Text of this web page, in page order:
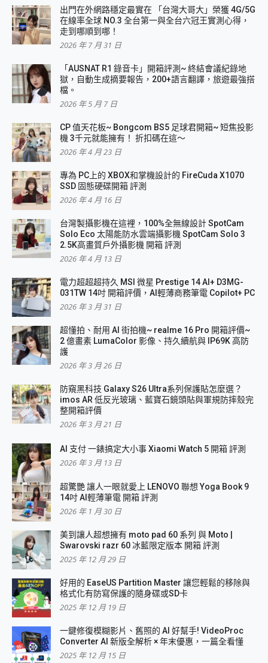
出門在外網路穩定最實在 「台灣大哥大」榮獲 4G/5G
在線率全球 NO.3 全台第一與全台六冠王實測心得，
走到哪順到哪！
2026 年 7 月 31 日
「AUSNAT R1 錄音卡」開箱評測~ 終結會議紀錄地
獄，自動生成摘要報告，200+語言翻譯，旅遊最強搭
檔。
2026 年 5 月 7 日
CP 值天花板~ Bongcom BS5 足球君開箱~ 短焦投影
機 3千元就能擁有！ 折扣碼在這～
2026 年 4 月 23 日
專為 PC上的 XBOX和掌機設計的 FireCuda X1070
SSD 固態硬碟開箱 評測
2026 年 4 月 16 日
台灣製攝影機在這裡，100%全無線設計 SpotCam
Solo Eco 太陽能防水雲端攝影機 SpotCam Solo 3
2.5K高畫質戶外攝影機 開箱 評測
2026 年 4 月 13 日
電力超超超持久 MSI 微星 Prestige 14 AI+ D3MG-
031TW 14吋 開箱評價，AI輕薄商務筆電 Copilot+ PC
2026 年 3 月 31 日
超懂拍、耐用 AI 街拍機~ realme 16 Pro 開箱評價~
2 億畫素 LumaColor 影像、持久續航與 IP69K 高防
護
2026 年 3 月 26 日
防窺黑科技 Galaxy S26 Ultra系列保護貼怎麼選？
imos AR 低反光玻璃、藍寶石鏡頭貼與軍規防摔殼完
整開箱評價
2026 年 3 月 21 日
AI 支付 一錶搞定大小事 Xiaomi Watch 5 開箱 評測
2026 年 3 月 13 日
超驚艷 讓人一眼就愛上 LENOVO 聯想 Yoga Book 9
14吋 AI輕薄筆電 開箱 評測
2026 年 1 月 30 日
美到讓人超想擁有 moto pad 60 系列 與 Moto |
Swarovski razr 60 冰藍限定版本 開箱 評測
2025 年 12 月 29 日
好用的 EaseUS Partition Master 讓您輕鬆的移除與
格式化有防寫保護的隨身碟或SD卡
2025 年 12 月 19 日
一鍵修復模糊影片、舊照的 AI 好幫手! VideoProc
Converter AI 新版全解析 × 年末優惠，一篇全看懂
2025 年 12 月 15 日